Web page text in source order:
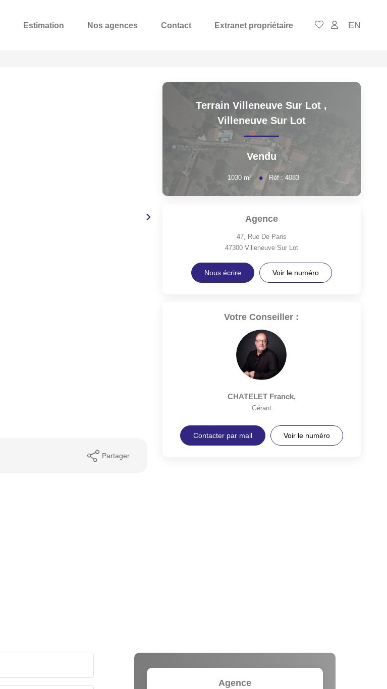
Estimation Nos agences Contact Extranet propriétaire EN
Partager
Terrain Villeneuve Sur Lot ,
Villeneuve Sur Lot
Vendu
1030 m² Réf :4083
Agence
47, Rue De Paris
47300 Villeneuve Sur Lot
Nous écrire Voir le numéro
Votre Conseiller :
CHATELET Franck,
Gérant
Contacter par mail Voir le numéro
Agence